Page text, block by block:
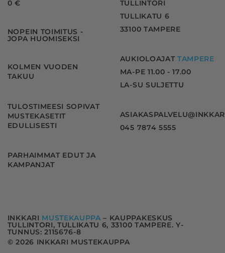
0 €
NOPEIN TOIMITUS -
JOPA HUOMISEKSI
KOLMEN VUODEN
TAKUU
TULOSTIMEESI SOPIVAT
MUSTEKASETIT
EDULLISESTI
PARHAIMMAT EDUT JA
KAMPANJAT
TULLINTORI
TULLIKATU 6
33100 TAMPERE
AUKIOLOAJAT TAMPERE
MA-PE 11.00 - 17.00
LA-SU SULJETTU
045 7874 5555
INKKARI MUSTEKAUPPA – KAUPPAKESKUS
TULLINTORI, TULLIKATU 6, 33100 TAMPERE. Y-
TUNNUS: 2115676-8
© 2026 INKKARI MUSTEKAUPPA